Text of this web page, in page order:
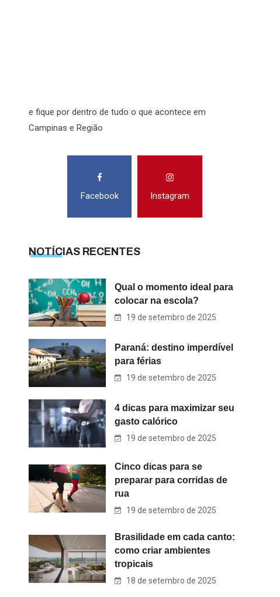
e fique por dentro de tudo o que acontece em
Campinas e Região
Facebook Instagram
NOTÍCIAS RECENTES
Qual o momento ideal para
colocar na escola?
19 de setembro de 2025
Paraná: destino imperdível
para férias
19 de setembro de 2025
4 dicas para maximizar seu
gasto calórico
19 de setembro de 2025
Cinco dicas para se
preparar para corridas de
rua
19 de setembro de 2025
Brasilidade em cada canto:
como criar ambientes
tropicais
18 de setembro de 2025